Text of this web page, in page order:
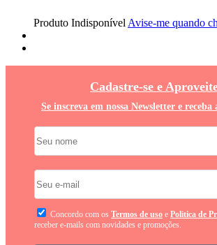
Produto Indisponível Avise-me quando
Cadastre-se e
Se inscreva em nossa Newsletter e receba
Concordo com os Termos de uso e Politica de
receber e-mails com novidades e promoções.